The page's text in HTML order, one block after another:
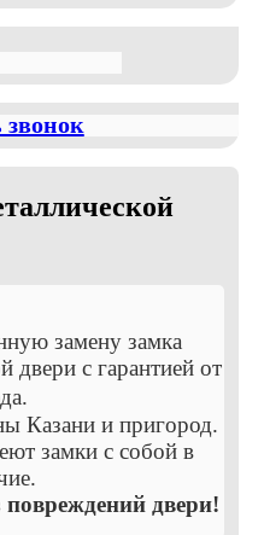
звонок
замену замка
двери с гарантией от
Казани и пригород.
замки с собой в
повреждений двери!